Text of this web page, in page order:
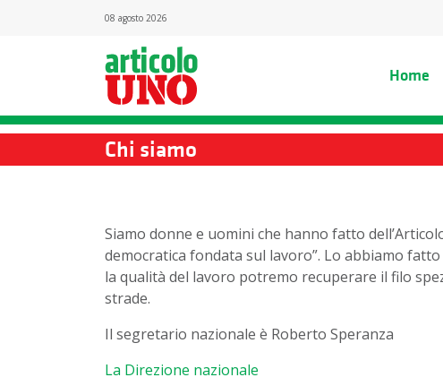
08 agosto 2026
Home
Chi siamo
Siamo donne e uomini che hanno fatto
democratica fondata sul lavoro”. Lo abbiamo
la qualità del lavoro potremo recuperare il filo
strade.
Il segretario nazionale è Roberto Speranza
La Direzione nazionale